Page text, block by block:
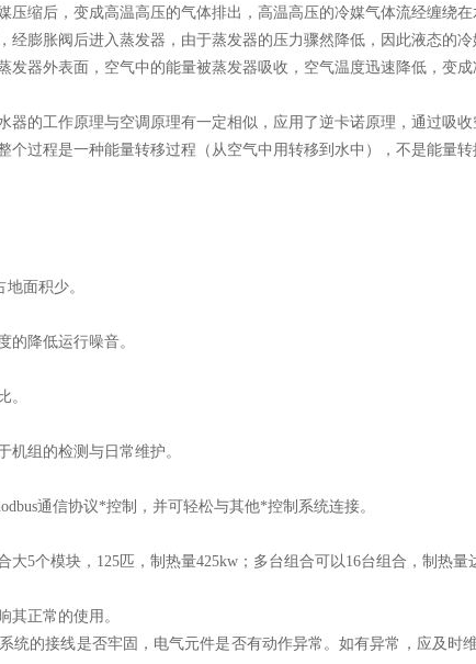
缩后，变成高温高压的气体排出，高温高压的冷媒气体流经缠绕
经膨胀阀后进入蒸发器，由于蒸发器的压力骤然降低，因此液态的
发器外表面，空气中的能量被蒸发器吸收，空气温度迅速降低，变
器的工作原理与空调原理有一定相似，应用了逆卡诺原理，通过吸
个过程是一种能量转移过程（从空气中用转移到水中），不是能量
面积少。
的降低运行噪音。
。
机组的检测与日常维护。
通信协议*控制，并可轻松与其他*控制系统连接。
大5个模块，125匹，制热量425kw；多台组合可以16台组合，制热量
其正常的使用。
统的接线是否牢固，电气元件是否有动作异常。如有异常，应及时